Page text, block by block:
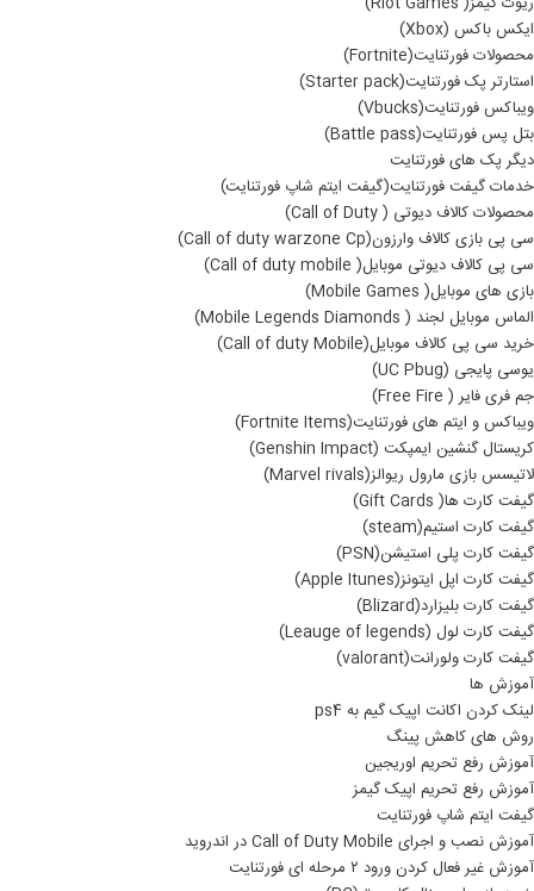
ایکس باکس (Xbox)
محصولات فورتنایت(Fortnite)
استارتر پک فورتنایت(Starter pack)
ویباکس فورتنایت(Vbucks)
بتل پس فورتنایت(Battle pass)
دیگر پک های فورتنایت
خدمات گیفت فورتنایت(گیفت ایتم شاپ فورتنایت)
محصولات کالاف دیوتی ( Call of Duty)
سی پی بازی کالاف وارزون(Call of duty warzone Cp)
سی پی کالاف دیوتی موبایل( Call of duty mobile)
بازی های موبایل( Mobile Games)
الماس موبایل لجند ( Mobile Legends Diamonds)
خرید سی پی کالاف موبایل(Call of duty Mobile)
یوسی پایجی (UC Pbug)
جم فری فایر ( Free Fire)
ویباکس و ایتم های فورتنایت(Fortnite Items)
کریستال گنشین ایمپکت (Genshin Impact)
لاتیسس بازی مارول ریوالز(Marvel rivals)
گیفت کارت ها( Gift Cards)
گیفت کارت استیم(steam)
گیفت کارت پلی استیشن(PSN)
گیفت کارت اپل ایتونز(Apple Itunes)
گیفت کارت بلیزارد(Blizard)
گیفت کارت لول (Leauge of legends)
گیفت کارت ولورانت(valorant)
آموزش ها
لینک کردن اکانت اپیک گیم به ps4
روش های کاهش پینگ
آموزش رفع تحریم اوریجین
آموزش رفع تحریم اپیک گیمز
گیفت ایتم شاپ فورتنایت
آموزش نصب و اجرای Call of Duty Mobile در اندروید
آموزش غیر فعال کردن ورود ۲ مرحله ای فورتنایت